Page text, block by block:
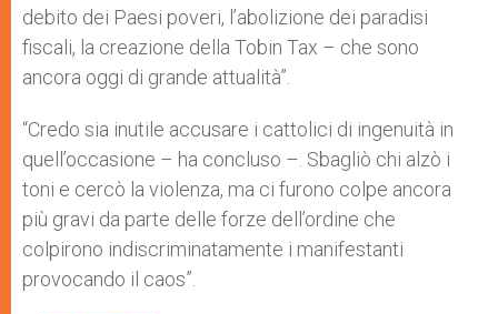
debito dei Paesi poveri, l’abolizione dei paradisi
fiscali, la creazione della Tobin Tax – che sono
ancora oggi di grande attualità”.
“Credo sia inutile accusare i cattolici di ingenuità in
quell’occasione – ha concluso –. Sbagliò chi alzò i
toni e cercò la violenza, ma ci furono colpe ancora
più gravi da parte delle forze dell’ordine che
colpirono indiscriminatamente i manifestanti
provocando il caos”.